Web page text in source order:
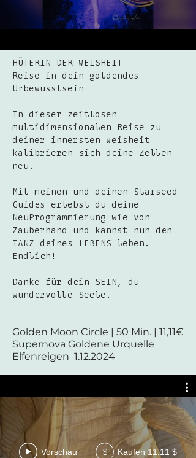
HÜTERIN DER WEISHEIT
Reise in dein goldendes
Urbewusstsein
In dieser zeitlosen
multidimensionalen Reise zu
deiner innersten Weisheit
kalibrieren sich deine Zellen
neu.
Mit meinen und deinen Starseed
Guides erlebst du deine
NeuProgrammierung wie von
Zauberhand und kannst nun den
TANZ deines LEBENS leben.
Endlich!
Danke für dein SEIN, du
wundervolle Seele.
Golden Moon Circle | 50 Min. | 11,11€
Supernova Goldene Urquelle
Elfenreigen 1.12.2024
Vorschau $ Kaufen 11,11 $